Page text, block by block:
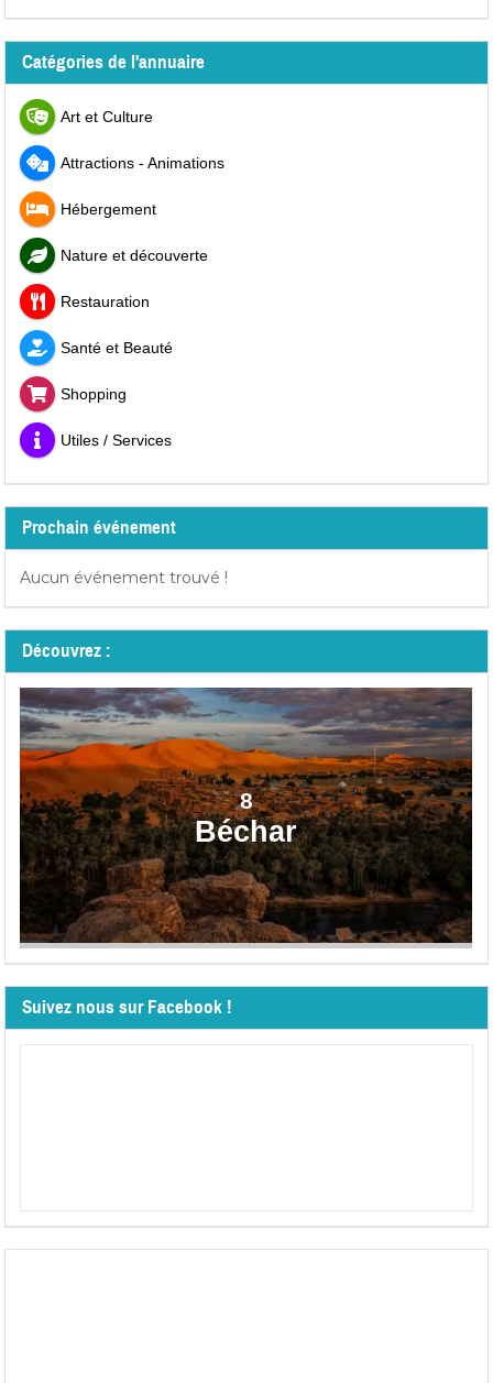
Catégories de l'annuaire
Art et Culture
Attractions - Animations
Hébergement
Nature et découverte
Restauration
Santé et Beauté
Shopping
Utiles / Services
Prochain événement
Aucun événement trouvé !
Découvrez :
8
Béchar
Suivez nous sur Facebook !